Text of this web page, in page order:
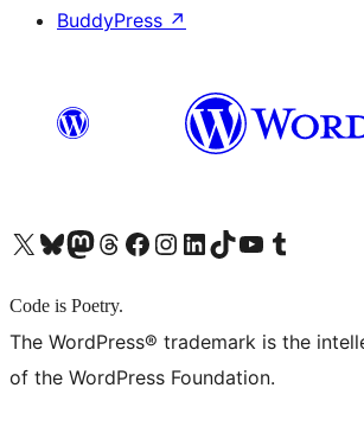
BuddyPress ↗
X (旧 Twitter) アカウントへBluesky アカウントへMastodon アカウントへThreads アカウントへ Facebook ページへInstagram アカウントへ LinkedIn アカウントへTikTok アカウントへYouTube チャンネルへ Tumblr アカウントへ
Code is Poetry.
The WordPress® trademark is the
of the WordPress Foundation.